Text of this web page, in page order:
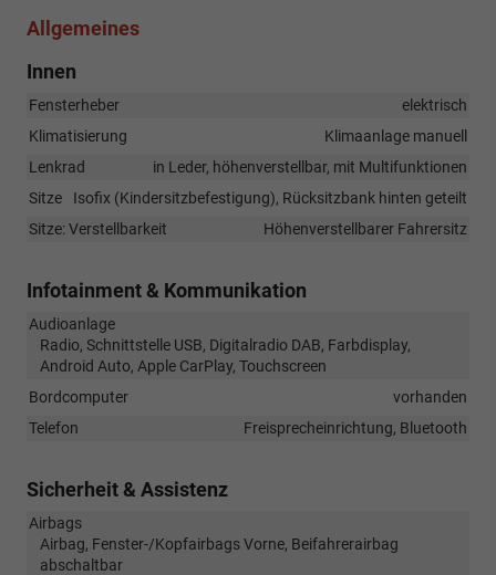
Allgemeines
Innen
Fensterheber
elektrisch
Klimatisierung
Klimaanlage manuell
Lenkrad
in Leder, höhenverstellbar, mit Multifunktionen
Sitze
Isofix (Kindersitzbefestigung), Rücksitzbank hinten geteilt
Sitze: Verstellbarkeit
Höhenverstellbarer Fahrersitz
Infotainment & Kommunikation
Audioanlage
Radio, Schnittstelle USB, Digitalradio DAB, Farbdisplay,
Android Auto, Apple CarPlay, Touchscreen
Bordcomputer
vorhanden
Telefon
Freisprecheinrichtung, Bluetooth
Sicherheit & Assistenz
Airbags
Airbag, Fenster-/Kopfairbags Vorne, Beifahrerairbag
abschaltbar